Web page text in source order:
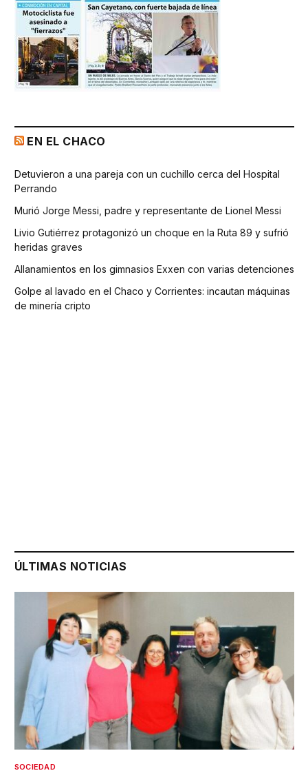
EN EL CHACO
Detuvieron a una pareja con un cuchillo cerca del Hospital
Perrando
Murió Jorge Messi, padre y representante de Lionel Messi
Livio Gutiérrez protagonizó un choque en la Ruta 89 y sufrió
heridas graves
Allanamientos en los gimnasios Exxen con varias detenciones
Golpe al lavado en el Chaco y Corrientes: incautan máquinas
de minería cripto
ÚLTIMAS NOTICIAS
SOCIEDAD